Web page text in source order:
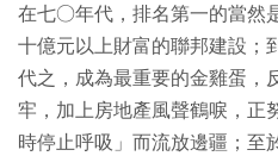
在七○年代，排名第一的當然
十億元以上財富的聯邦建設
代之，成為最重要的金雞蛋，
牢，加上房地產風聲鶴唳，正
時停止呼吸」而流放邊疆；至